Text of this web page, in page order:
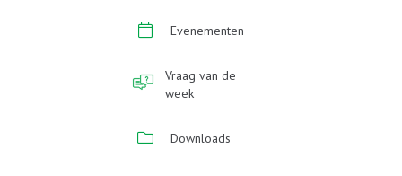
Evenementen
Vraag van de
week
Downloads